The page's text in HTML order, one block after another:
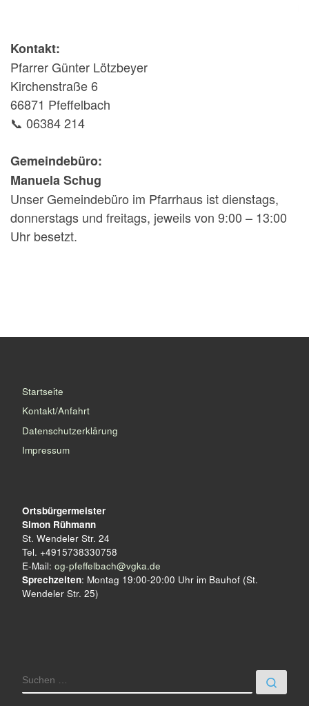
Kontakt:
Pfarrer Günter Lötzbeyer
Kirchenstraße 6
66871 Pfeffelbach
📞 06384 214
Gemeindebüro:
Manuela Schug
Unser Gemeindebüro im Pfarrhaus ist dienstags,
donnerstags und freitags, jeweils von 9:00 – 13:00
Uhr besetzt.
Startseite
Kontakt/Anfahrt
Datenschutzerklärung
Impressum
Ortsbürgermeister
Simon Rühmann
St. Wendeler Str. 24
Tel. +4915738330758
E-Mail: og-pfeffelbach@vgka.de
Sprechzeiten: Montag 19:00-20:00 Uhr im Bauhof (St.
Wendeler Str. 25)
SUCHE